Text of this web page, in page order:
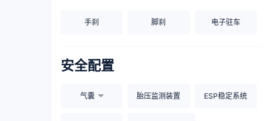
手刹 脚刹 电子驻车
安全配置
气囊 胎压监测装置 ESP稳定系统